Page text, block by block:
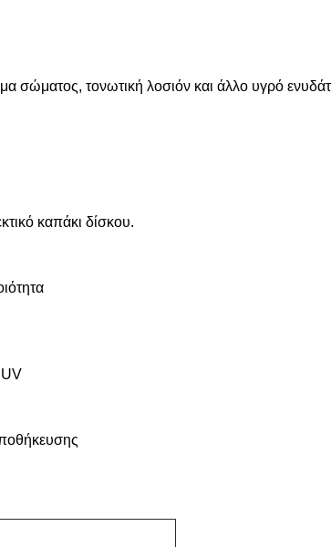
σώματος, τονωτική λοσιόν και άλλο υγρό
καπάκι δίσκου.